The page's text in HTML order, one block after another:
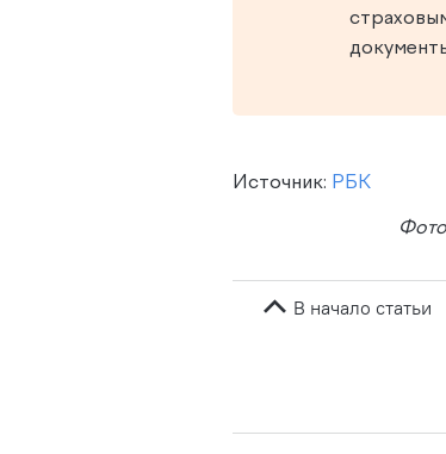
Источник: РБК
В начало статьи